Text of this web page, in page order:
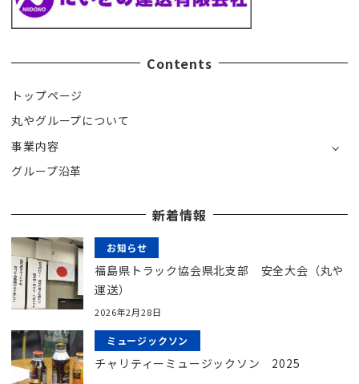
Contents
トップページ
丸やグループについて
事業内容
グループ沿革
新着情報
お知らせ
福島県トラック協会県北支部 安全大会（丸や
運送）
2026年2月28日
ミュージックソン
チャリティーミュージックソン 2025